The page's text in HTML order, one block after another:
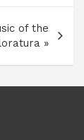
of the
»